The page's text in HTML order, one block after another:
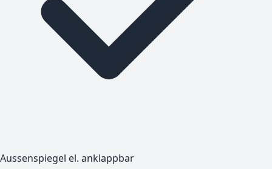
Aussenspiegel el. anklappbar